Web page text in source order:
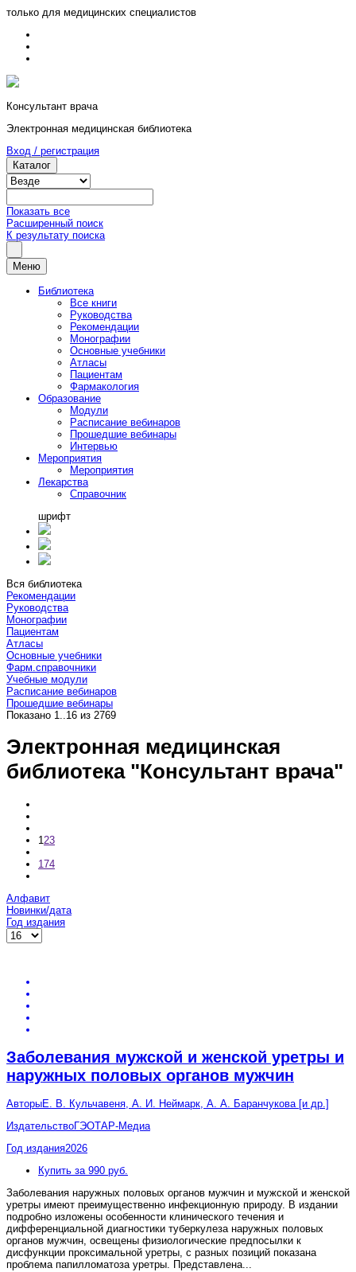
только для медицинских специалистов
Консультант врача
Электронная медицинская библиотека
Вход / регистрация
Каталог
Показать все
Расширенный поиск
К результату поиска
Меню
Библиотека
Все книги
Руководства
Рекомендации
Монографии
Основные учебники
Атласы
Пациентам
Фармакология
Образование
Модули
Расписание вебинаров
Прошедшие вебинары
Интервью
Мероприятия
Мероприятия
Лекарства
Справочник
шрифт
Вся библиотека
Рекомендации
Руководства
Монографии
Пациентам
Атласы
Основные учебники
Фарм.справочники
Учебные модули
Расписание вебинаров
Прошедшие вебинары
Показано 1..16 из 2769
Электронная медицинская
библиотека "Консультант врача"
1 23
174
Алфавит
Новинки/дата
Год издания
Заболевания мужской и женской уретры и
наружных половых органов мужчин
АвторыЕ. В. Кульчавеня, А. И. Неймарк, А. А. Баранчукова [и др.]
ИздательствоГЭОТАР-Медиа
Год издания2026
Купить за 990 руб.
Заболевания наружных половых органов мужчин и мужской и женской
уретры имеют преимущественно инфекционную природу. В издании
подробно изложены особенности клинического течения и
дифференциальной диагностики туберкулеза наружных половых
органов мужчин, освещены физиологические предпосылки к
дисфункции проксимальной уретры, с разных позиций показана
проблема папилломатоза уретры. Представлена...